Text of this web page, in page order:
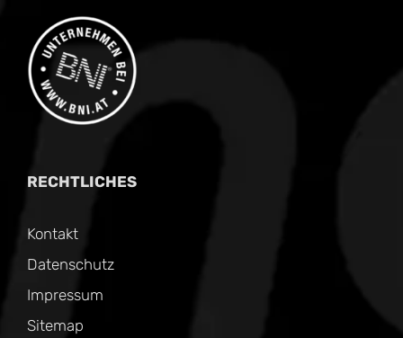
RECHTLICHES
Kontakt
Datenschutz
Impressum
Sitemap